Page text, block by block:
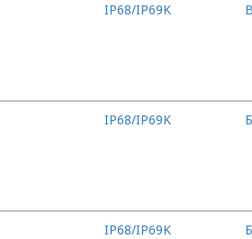
IP68/IP69K
IP68/IP69K
IP68/IP69K